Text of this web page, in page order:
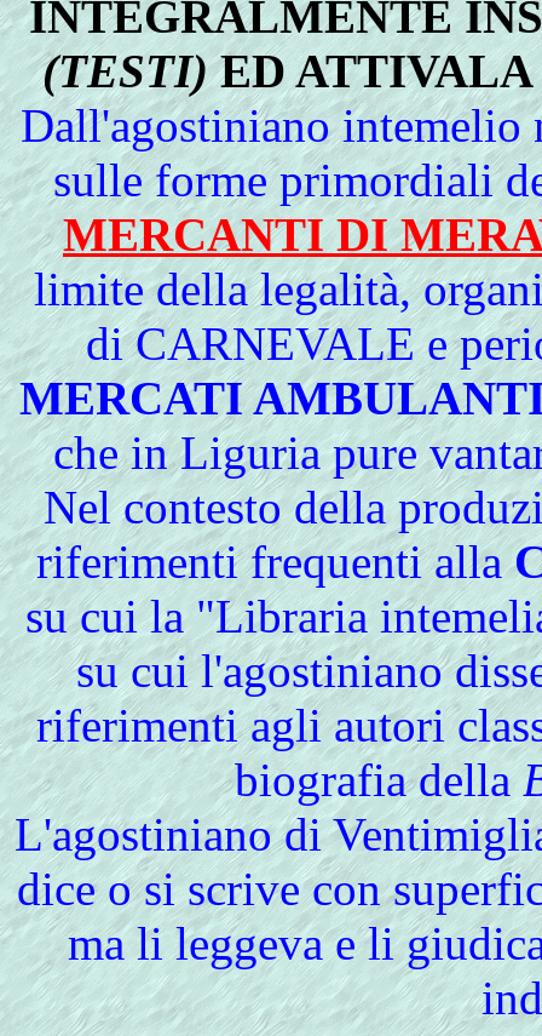
INTEGRALMENTE
(TESTI)ED
Dall'agostiniano intemelio
sulle forme primordiali
MERCANTI DI
limite della legalità,
di CARNEVALE e
MERCATI
che in Liguria pure
Nel contesto della
riferimenti frequenti alla
su cui la "Libraria
su cui l'agostiniano
riferimenti agli autori
biografia della
L'agostiniano di
dice o si scrive con
ma li leggeva e li